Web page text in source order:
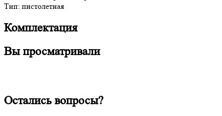
Тип: пистолетная
Комплектация
Вы просматривали
Остались вопросы?